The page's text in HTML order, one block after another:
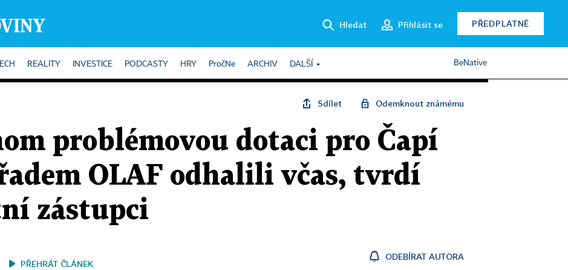
Hledat Přihlásit se PŘEDPLATNÉ
REALITY INVESTICE PODCASTY HRY PročNe ARCHIV DALŠÍ BeNative
Sdílet Odemknout známému
problémovou dotaci pro Čapí
OLAF odhalili včas, tvrdí
zástupci
PŘEHRÁT ČLÁNEK
ODEBÍRAT AUTORA